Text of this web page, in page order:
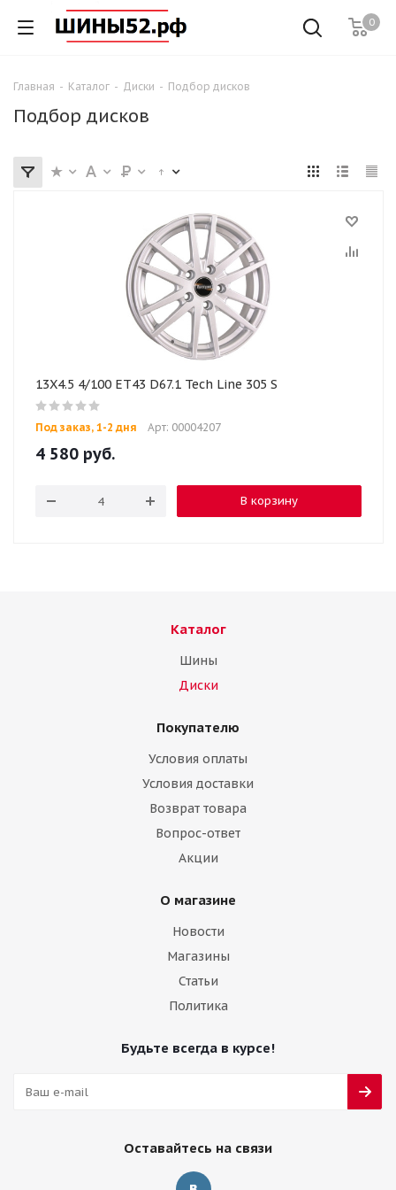
0
Главная - Каталог - Диски - Подбор дисков
Подбор дисков
13X4.5 4/100 ET43 D67.1 Tech Line 305 S
Под заказ, 1-2 дня Арт: 00004207
4 580 руб.
В корзину
Каталог
Шины
Диски
Покупателю
Условия оплаты
Условия доставки
Возврат товара
Вопрос-ответ
Акции
О магазине
Новости
Магазины
Статьи
Политика
Будьте всегда в курсе!
Оставайтесь на связи